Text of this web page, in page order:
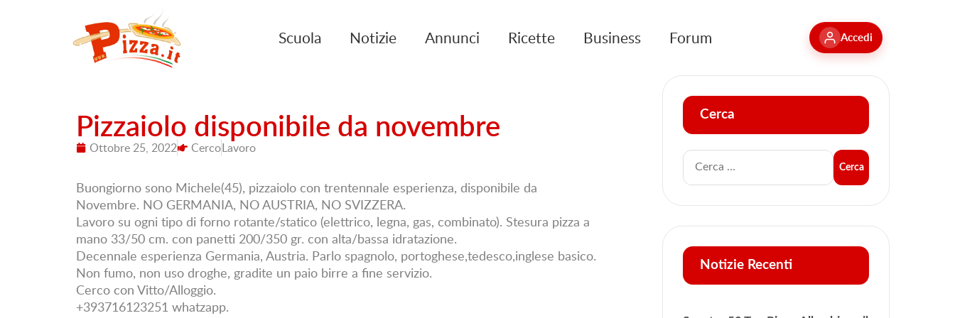
Scuola Notizie Annunci Ricette Business Forum Accedi
Pizzaiolo disponibile da novembre
Ottobre 25, 2022 CercoLavoro
Buongiorno sono Michele(45), pizzaiolo con trentennale esperienza, disponibile da
Novembre. NO GERMANIA, NO AUSTRIA, NO SVIZZERA.
Lavoro su ogni tipo di forno rotante/statico (elettrico, legna, gas, combinato). Stesura pizza a
mano 33/50 cm. con panetti 200/350 gr. con alta/bassa idratazione.
Decennale esperienza Germania, Austria. Parlo spagnolo, portoghese,tedesco,inglese basico.
Non fumo, non uso droghe, gradite un paio birre a fine servizio.
Cerco con Vitto/Alloggio.
+393716123251 whatzapp.
Cerca
Notizie Recenti